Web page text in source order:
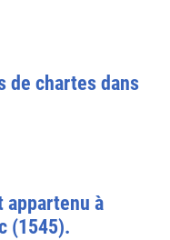
de chartes dans
appartenu à
(1545).